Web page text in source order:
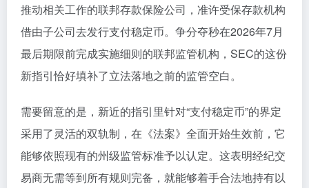
推动相关工作的联邦存款保险公司，准许受保存款机构
借由子公司去发行支付稳定币。争分夺秒在2026年7月
最后期限前完成实施细则的联邦监管机构，SEC的这份
新指引恰好填补了立法落地之前的监管空白。
需要留意的是，新近的指引里针对“支付稳定币”的界定
采用了灵活的双轨制，在《法案》全面开始生效前，它
能够依照现有的州级监管标准予以认定。这表明经纪交
易商无需等到所有规则完备，就能够着手合法地持有以